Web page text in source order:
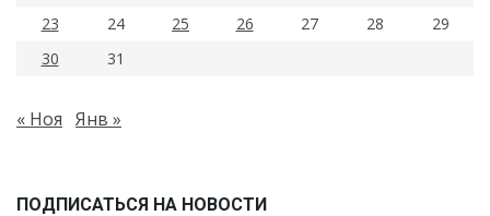
23
24 25 26 27 28
29
30
31
« Ноя Янв »
ПОДПИСАТЬСЯ НА НОВОСТИ